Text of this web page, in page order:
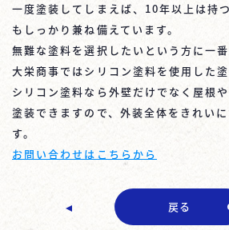
一度塗装してしまえば、10年以上は持
もしっかり兼ね備えています。
無難な塗料を選択したいという方に一番
大栄商事ではシリコン塗料を使用した塗
シリコン塗料なら外壁だけでなく屋根
塗装できますので、外装全体をきれい
す。
お問い合わせはこちらから
戻る